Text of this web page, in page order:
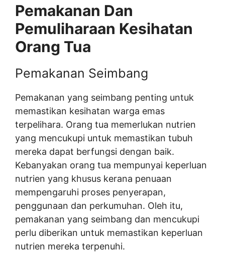
Pemakanan Dan
Pemuliharaan Kesihatan
Orang Tua
Pemakanan Seimbang
Pemakanan yang seimbang penting untuk
memastikan kesihatan warga emas
terpelihara. Orang tua memerlukan nutrien
yang mencukupi untuk memastikan tubuh
mereka dapat berfungsi dengan baik.
Kebanyakan orang tua mempunyai keperluan
nutrien yang khusus kerana penuaan
mempengaruhi proses penyerapan,
penggunaan dan perkumuhan. Oleh itu,
pemakanan yang seimbang dan mencukupi
perlu diberikan untuk memastikan keperluan
nutrien mereka terpenuhi.